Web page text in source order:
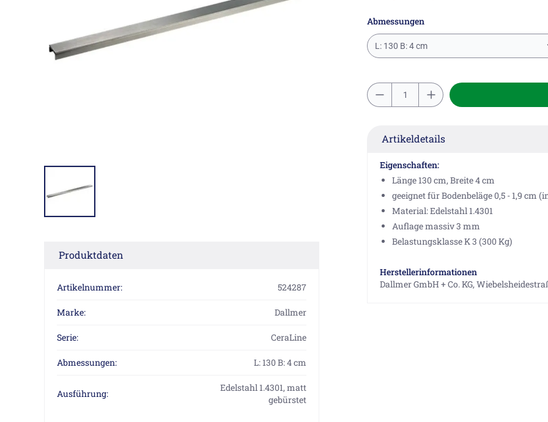
Produktdaten
Artikelnummer: 524287
Marke: Dallmer
Serie: CeraLine
Abmessungen: L: 130 B: 4 cm
Ausführung:
Edelstahl 1.4301, matt
gebürstet
Abmessungen
L: 130 B: 4 cm
Artikeldetails
Eigenschaften:
Länge 130 cm, Breite 4 cm
geeignet für Bodenbeläge 0,5 - 1,9 cm
Material: Edelstahl 1.4301
Auflage massiv 3 mm
Belastungsklasse K 3 (300 Kg)
Herstellerinformationen
Dallmer GmbH + Co. KG,